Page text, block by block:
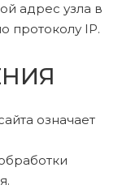
адрес узла в
протоколу IP.
означает